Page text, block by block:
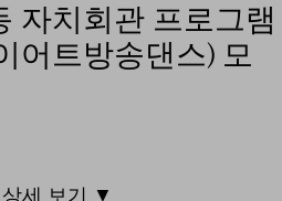
자치회관 프로그램
어트방송댄스) 모
세 보기 ▼